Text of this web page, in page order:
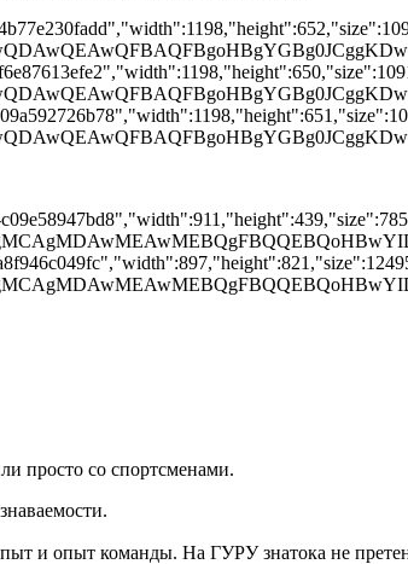
просто со спортсменами.
и опыт команды. На ГУРУ знатока не